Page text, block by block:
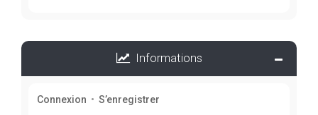
Informations
Connexion • S’enregistrer